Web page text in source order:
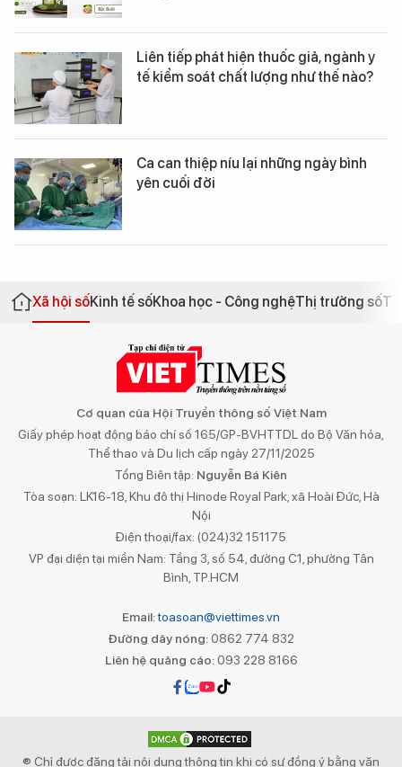
Liên tiếp phát hiện thuốc giả, ngành y
tế kiểm soát chất lượng như thế nào?
Ca can thiệp níu lại những ngày bình
yên cuối đời
Xã hội sốKinh tế sốKhoa học - Công nghệThị trường số
Cơ quan của Hội Truyền thông số Việt Nam
Giấy phép hoạt động báo chí số 165/GP-BVHTTDL do Bộ Văn hóa,
Thể thao và Du lịch cấp ngày 27/11/2025
Tổng Biên tập: Nguyễn Bá Kiên
Tòa soạn: LK16-18, Khu đô thị Hinode Royal Park, xã Hoài Đức, Hà
Nội
Điện thoại/fax: (024)32 151175
VP đại diện tại miền Nam: Tầng 3, số 54, đường C1, phường Tân
Bình, TP.HCM
Email:toasoan@viettimes.vn
Đường dây nóng: 0862 774 832
Liên hệ quảng cáo:093 228 8166
® Chỉ được đăng tải nội dung thông tin khi có sự đồng ý bằng văn